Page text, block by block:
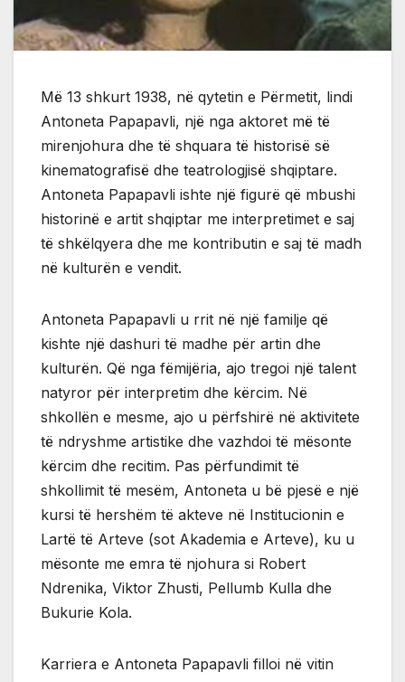
Më 13 shkurt 1938, në qytetin e Përmetit, lindi
Antoneta Papapavli, një nga aktoret më të
mirenjohura dhe të shquara të historisë së
kinematografisë dhe teatrologjisë shqiptare.
Antoneta Papapavli ishte një figurë që mbushi
historinë e artit shqiptar me interpretimet e saj
të shkëlqyera dhe me kontributin e saj të madh
në kulturën e vendit.
Antoneta Papapavli u rrit në një familje që
kishte një dashuri të madhe për artin dhe
kulturën. Që nga fëmijëria, ajo tregoi një talent
natyror për interpretim dhe kërcim. Në
shkollën e mesme, ajo u përfshirë në aktivitete
të ndryshme artistike dhe vazhdoi të mësonte
kërcim dhe recitim. Pas përfundimit të
shkollimit të mesëm, Antoneta u bë pjesë e një
kursi të hershëm të akteve në Institucionin e
Lartë të Arteve (sot Akademia e Arteve), ku u
mësonte me emra të njohura si Robert
Ndrenika, Viktor Zhusti, Pellumb Kulla dhe
Bukurie Kola.
Karriera e Antoneta Papapavli filloi në vitin